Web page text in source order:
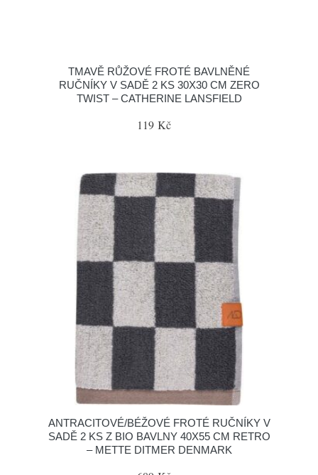
TMAVĚ RŮŽOVÉ FROTÉ BAVLNĚNÉ
RUČNÍKY V SADĚ 2 KS 30X30 CM ZERO
TWIST – CATHERINE LANSFIELD
119 Kč
ANTRACITOVÉ/BÉŽOVÉ FROTÉ RUČNÍKY V
SADĚ 2 KS Z BIO BAVLNY 40X55 CM RETRO
– METTE DITMER DENMARK